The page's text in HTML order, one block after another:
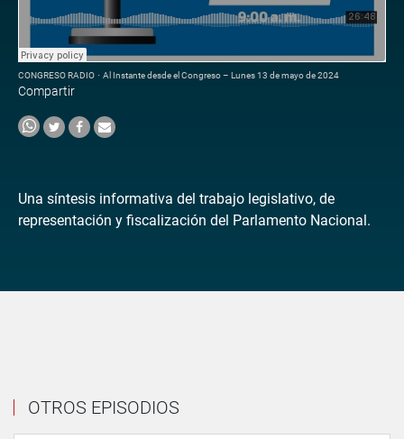
CONGRESO RADIO · Al Instante desde el Congreso – Lunes 13 de mayo de 2024
Compartir
Una síntesis informativa del trabajo legislativo, de
representación y fiscalización del Parlamento Nacional.
OTROS EPISODIOS